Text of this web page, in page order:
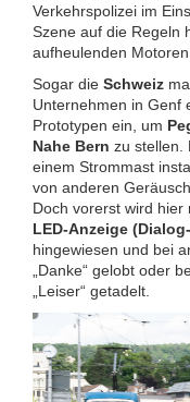
Verkehrspolizei im
Szene auf die Regeln
aufheulenden
Sogar die Schweiz
Unternehmen in Genf
Prototypen ein, um
Nahe Bern zu stellen.
einem Strommast
von anderen
Doch vorerst wird
LED-Anzeige
hingewiesen und bei
„Danke“ gelobt oder
„Leiser“ getadelt.